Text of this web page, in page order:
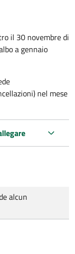
il 30 novembre di
a gennaio
nel mese
alcun